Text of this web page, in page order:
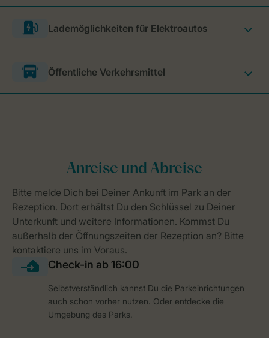
Lademöglichkeiten für Elektroautos
Öffentliche Verkehrsmittel
Selbstverständlich kannst Du die Parkeinrichtungen
auch schon vorher nutzen. Oder entdecke die
Umgebung des Parks.